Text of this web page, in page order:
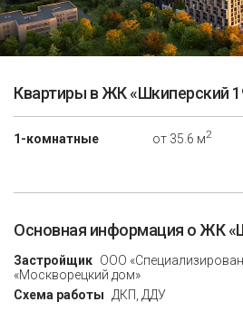
Квартиры в ЖК «Шкиперский
1-комнатные от 35.6 м2
Основная информация о ЖК
Застройщик ООО
«Москворецкий дом»
Схема работы
ДКП, ДДУ